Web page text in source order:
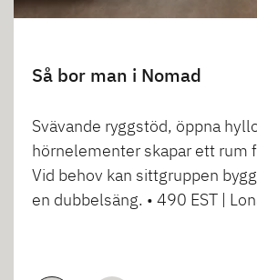
Så bor man i Nomad
Svävande ryggstöd, öppna
hörnelementer skapar ett rum
Vid behov kan sittgruppen
en dubbelsäng. • 490 EST |